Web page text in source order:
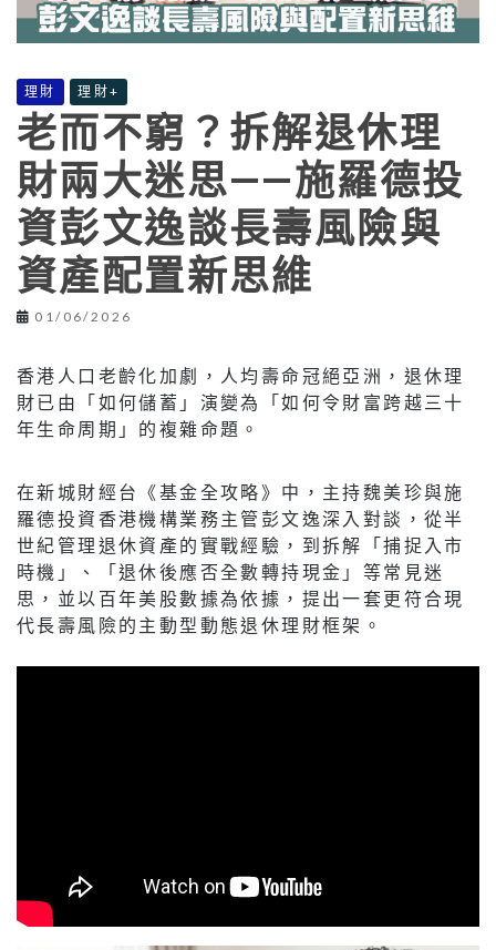
理財 理財+
老而不窮？拆解退休理
財兩大迷思——施羅德投
資彭文逸談長壽風險與
資產配置新思維
01/06/2026
香港人口老齡化加劇，人均壽命冠絕亞洲，退休理
財已由「如何儲蓄」演變為「如何令財富跨越三十
年生命周期」的複雜命題。
在新城財經台《基金全攻略》中，主持魏美珍與施
羅德投資香港機構業務主管彭文逸深入對談，從半
世紀管理退休資產的實戰經驗，到拆解「捕捉入市
時機」、「退休後應否全數轉持現金」等常見迷
思，並以百年美股數據為依據，提出一套更符合現
代長壽風險的主動型動態退休理財框架。